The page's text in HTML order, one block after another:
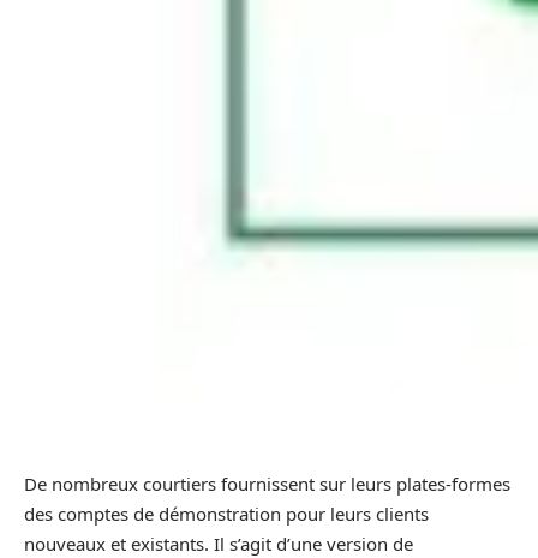
De nombreux courtiers fournissent sur leurs plates-formes
des comptes de démonstration pour leurs clients
nouveaux et existants. Il s’agit d’une version de